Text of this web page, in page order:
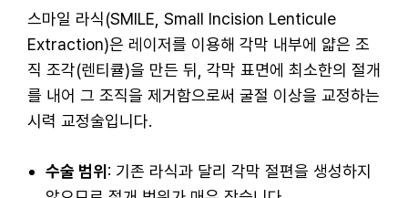
스마일 라식(SMILE, Small Incision Lenticule
Extraction)은 레이저를 이용해 각막 내부에 얇은 조
직 조각(렌티큘)을 만든 뒤, 각막 표면에 최소한의 절개
를 내어 그 조직을 제거함으로써 굴절 이상을 교정하는
시력 교정술입니다.
수술 범위: 기존 라식과 달리 각막 절편을 생성하지